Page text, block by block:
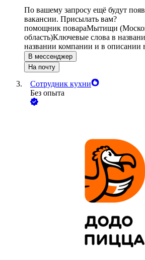
По вашему запросу ещё будут
вакансии. Присылать вам?
помощник повараМытищи
область)Ключевые слова в
названии компании и в описании
В мессенджер
На почту
Сотрудник кухни
Без опыта